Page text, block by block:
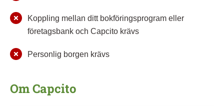
Koppling mellan ditt bokföringsprogram eller
företagsbank och Capcito krävs
Personlig borgen krävs
Om Capcito